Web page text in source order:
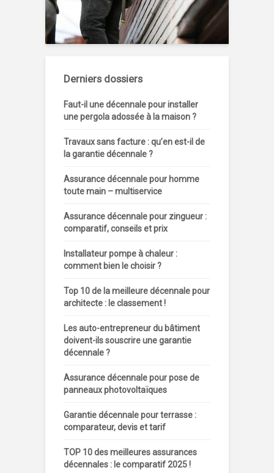
Derniers dossiers
Faut-il une décennale pour installer
une pergola adossée à la maison ?
Travaux sans facture : qu’en est-il de
la garantie décennale ?
Assurance décennale pour homme
toute main – multiservice
Assurance décennale pour zingueur :
comparatif, conseils et prix
Installateur pompe à chaleur :
comment bien le choisir ?
Top 10 de la meilleure décennale pour
architecte : le classement !
Les auto-entrepreneur du bâtiment
doivent-ils souscrire une garantie
décennale ?
Assurance décennale pour pose de
panneaux photovoltaïques
Garantie décennale pour terrasse :
comparateur, devis et tarif
TOP 10 des meilleures assurances
décennales : le comparatif 2025 !